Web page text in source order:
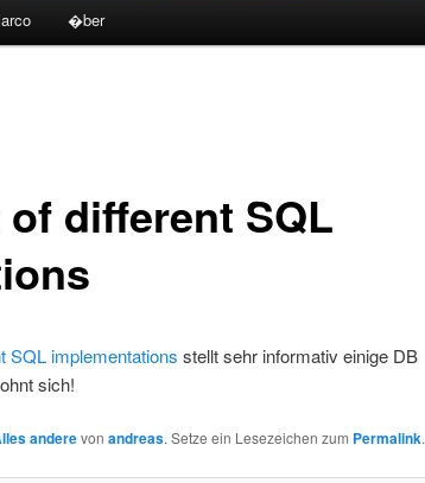
�ber
different SQL
SQL implementations stellt sehr informativ einige DB
sich!
anderevon andreas. Setze ein Lesezeichen zum Permalink.